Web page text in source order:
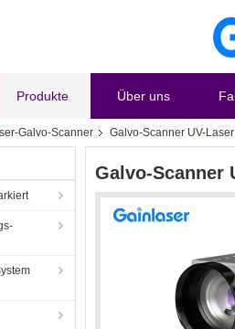
Produkte Über uns
Galvo-Scanner Galvo-Scanner UV-
Galvo-Scanner